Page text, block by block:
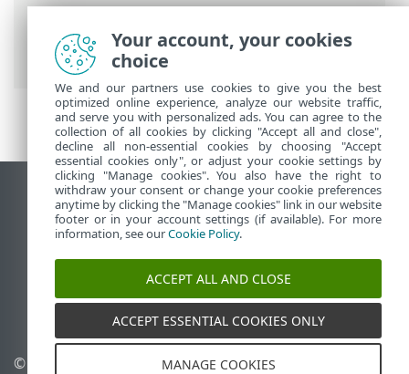
Aide en ligne d'ESET>ESET Internet
Security >Configuration avancée>
Notifications> Alertes interactives
Afficher le site pour ordinateur de bureau
End of Life
Base de connaissances ESET
Forum ESET
ESET Status Portal
Assistance régionale
© 1992 - 2026 ESET, spol. s
Gérer les témoins
Your account, your cookies
choice
We and our partners use cookies to give you the best
optimized online experience, analyze our website traffic,
and serve you with personalized ads. You can agree to the
collection of all cookies by clicking "Accept all and close",
decline all non-essential cookies by choosing "Accept
essential cookies only", or adjust your cookie settings by
clicking "Manage cookies". You also have the right to
withdraw your consent or change your cookie preferences
anytime by clicking the "Manage cookies" link in our website
footer or in your account settings (if available). For more
information, see ourCookie Policy.
ACCEPT ALL AND CLOSE
ACCEPT ESSENTIAL COOKIES ONLY
MANAGE COOKIES